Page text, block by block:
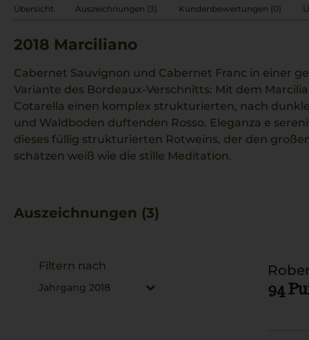
Übersicht Auszeichnungen (3) Kundenbewertungen (0)
2018 Marciliano
Cabernet Sauvignon und Cabernet Franc in einer
Variante des Bordeaux-Verschnitts: Mit dem
Cotarella einen komplex strukturierten, nach
und Waldboden duftenden Rosso. Eleganza e
dieses füllig strukturierten Rotweins, der den
schätzen weiß wie die stille Meditation.
Auszeichnungen (3)
Filtern nach
Jahrgang 2018 94